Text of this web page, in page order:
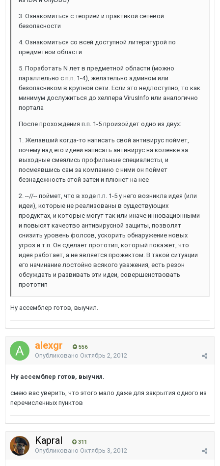
3. Ознакомиться с теорией и практикой сетевой
безопасности
4. Ознакомиться со всей доступной литературой по
предметной области
5. Поработать N лет в предметной области (можно
параллельно с п.п. 1-4), желательно админом или
безопасником в крупной сети. Если это недлоступно, то как
минимум дослужиться до хелпера VirusInfo или аналогично
портала
После прохождения п.п. 1-5 произойдет одно из двух:
1. Желавший когда-то написать свой антивирус поймет,
почему над его идеей написать антивирус на коленке за
выходные смеялись профильные специалисты, и
посмеявшись сам за компанию с ними он поймет
безнадежность этой затеи и плюнет на нее
2. --//-- поймет, что в ходе п.п. 1-5 у него возникла идея (или
идеи), которые не реализованы в существующих
продуктах, и которые могут так или иначе инновационными
и повысят качество антивирусной защиты, позволят
снизить уровень фолсов, ускорить обнаружение новых
угроз и т.п. Он сделает прототип, который покажет, что
идея работает, а не является прожектом. В такой ситуации
его начинание лостойно всякого уважения, есть резон
обсуждать и развивать эти идеи, совершенствовать
прототип
Ну ассемблер готов, выучил.
alexgr 556
Опубликовано Октябрь 2, 2012
Ну ассемблер готов, выучил.
смею вас уверить, что этого мало даже для закрытия одного из
перечисленных пунктов
Kapral 311
Опубликовано Октябрь 3, 2012